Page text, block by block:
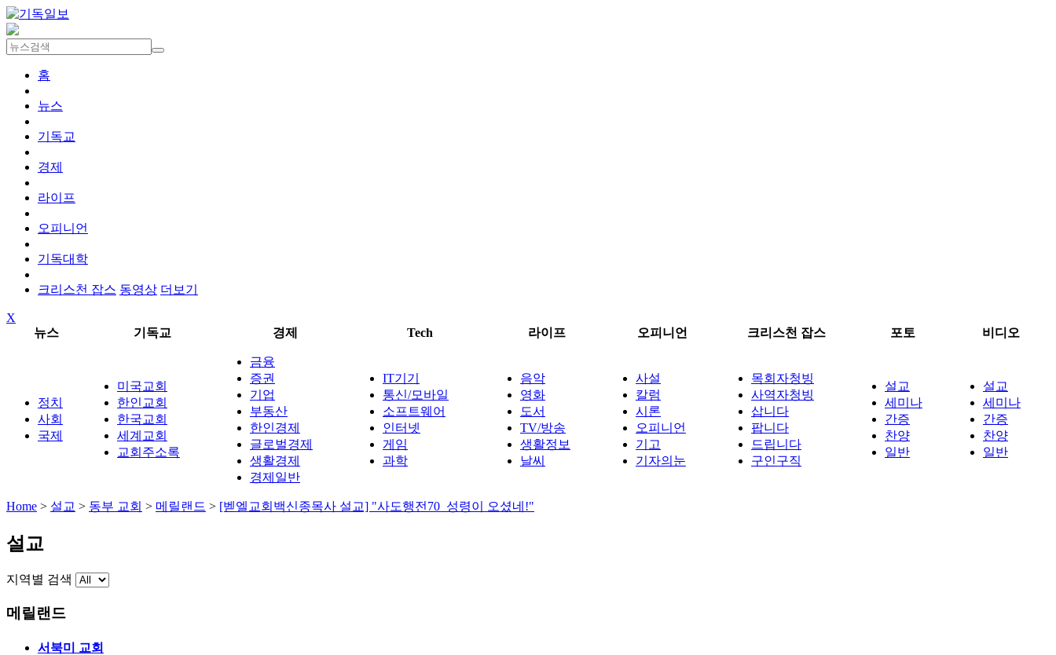
홈
뉴스
기독교
경제
라이프
오피니언
기독대학
크리스천 잡스 동영상 더보기
X
뉴스
기독교 경제 Tech 라이프 오피니언 크리스천 잡스 포토 비디오
정치
사회
국제
미국교회
한인교회
한국교회
세계교회
교회주소록
금융
증권
기업
부동산
한인경제
글로벌경제
생활경제
경제일반
IT기기
통신/모바일
소프트웨어
인터넷
게임
과학
음악
영화
도서
TV/방송
생활정보
날씨
사설
칼럼
시론
오피니언
기고
기자의눈
목회자청빙
사역자청빙
삽니다
팝니다
드립니다
구인구직
설교
세미나
간증
찬양
일반
설교
세미나
간증
찬양
일반
Home > 설교 > 동부 교회 > 메릴랜드 > [벧엘교회백신종목사 설교] "사도행전70_성령이 오셨네!"
설교
지역별 검색
메릴랜드
서북미 교회